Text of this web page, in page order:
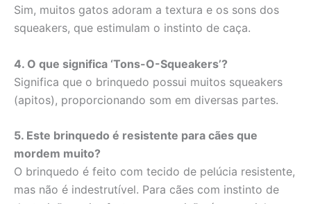
Sim, muitos gatos adoram a textura e os sons dos
squeakers, que estimulam o instinto de caça.
4. O que significa ‘Tons-O-Squeakers’?
Significa que o brinquedo possui muitos squeakers
(apitos), proporcionando som em diversas partes.
5. Este brinquedo é resistente para cães que
mordem muito?
O brinquedo é feito com tecido de pelúcia resistente,
mas não é indestrutível. Para cães com instinto de